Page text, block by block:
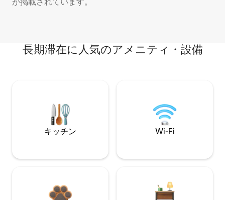
長期滞在に人気のアメニティ・設備
キッチン Wi-Fi